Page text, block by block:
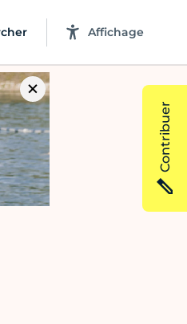
Affichage
Contribuer